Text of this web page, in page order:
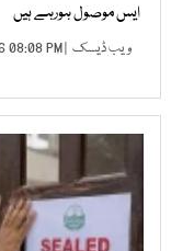
ایس موصول ہورہے ہیں
ویب ڈیسک | JUL 14, 2026 08:08 PM |